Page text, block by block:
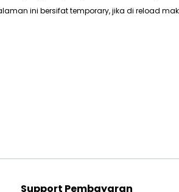
ini bersifat temporary, jika di reload
Support Pembayaran